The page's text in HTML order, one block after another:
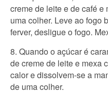
creme de leite e de café
uma colher. Leve ao fogo
ferver, desligue o fogo.
8. Quando o açúcar é
de creme de leite e mexa
calor e dissolvem-se a
de uma colher.